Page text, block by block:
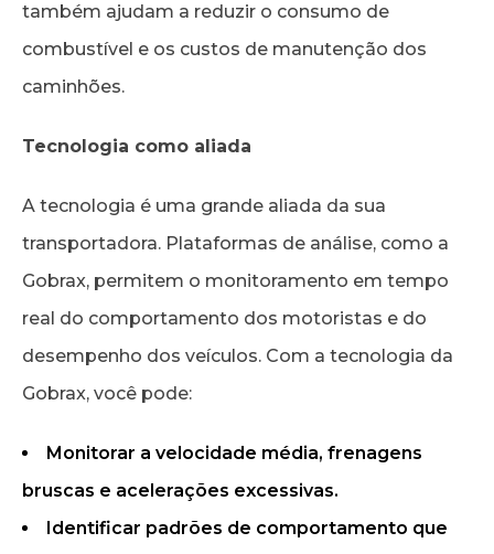
também ajudam a reduzir o consumo de
combustível e os custos de manutenção dos
caminhões.
Tecnologia como aliada
A tecnologia é uma grande aliada da sua
transportadora. Plataformas de análise, como a
Gobrax, permitem o monitoramento em tempo
real do comportamento dos motoristas e do
desempenho dos veículos. Com a tecnologia da
Gobrax, você pode:
Monitorar a velocidade média, frenagens
bruscas e acelerações excessivas.
Identificar padrões de comportamento que